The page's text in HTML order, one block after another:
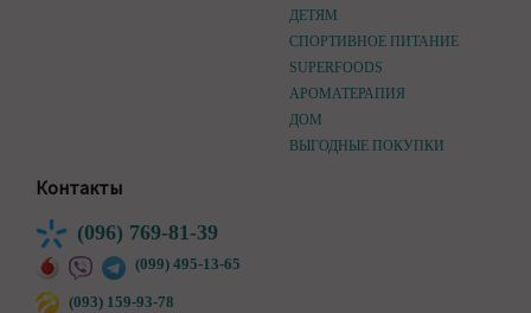
ДЕТЯМ
СПОРТИВНОЕ ПИТАНИЕ
SUPERFOODS
АРОМАТЕРАПИЯ
ДОМ
ВЫГОДНЫЕ ПОКУПКИ
Контакты
(096) 769-81-39
(099) 495-13-65
(093) 159-93-78